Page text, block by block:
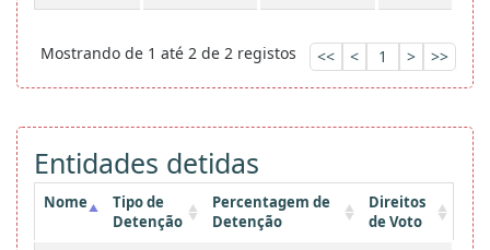
Mostrando de 1 até 2 de 2 registos << < 1 > >>
Entidades detidas
Nome
Tipo de
Detenção
Percentagem de
Detenção
Direitos
de Voto